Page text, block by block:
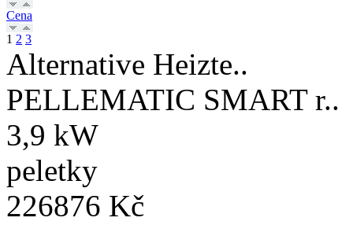
Cena
1 2 3
Alternative Heizte..
PELLEMATIC SMART
3,9 kW
peletky
226876 Kč